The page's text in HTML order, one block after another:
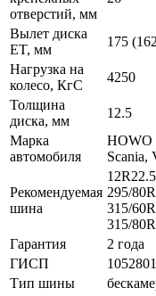
отверстий, мм
Вылет диска
ET, мм
175
Нагрузка на
колесо, КгС
4250
Толщина
диска, мм
12.5
Марка
автомобиля
HOWO
Рекомендуемая
шина
295/
315/
315/
Гарантия
2 года
ГИСП
Тип шины